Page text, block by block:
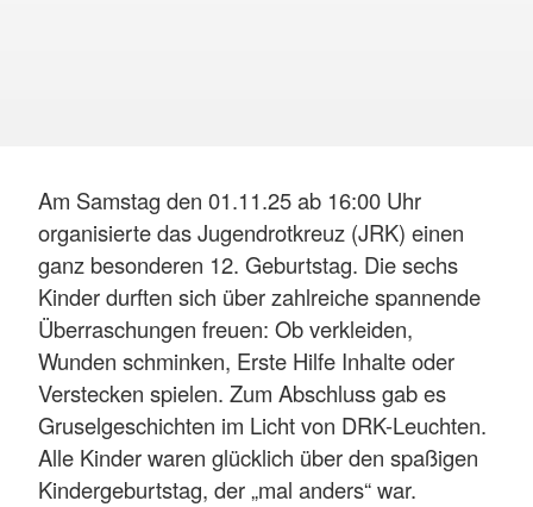
Am Samstag den 01.11.25 ab 16:00 Uhr
organisierte das Jugendrotkreuz (JRK) einen
ganz besonderen 12. Geburtstag. Die sechs
Kinder durften sich über zahlreiche spannende
Überraschungen freuen: Ob verkleiden,
Wunden schminken, Erste Hilfe Inhalte oder
Verstecken spielen. Zum Abschluss gab es
Gruselgeschichten im Licht von DRK-Leuchten.
Alle Kinder waren glücklich über den spaßigen
Kindergeburtstag, der „mal anders“ war.